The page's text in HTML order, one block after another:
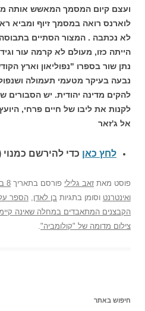
ועצם קיום המסמך המאשש אותה
לוארנס רואה במסמך זיוף ומביא
לא נכתבה . המצור הסתיים
הייתה כזו, מעולם לא קרמה עור
נתן שור בספרו "נפוליאון וארץ
נבעה בעיקר מטעמי תעמולה
להקים מדינה יהודית. יש
לקנות את ליבו של חיים פרחי,
אל ג'זאר
לחץ כאן כדי להירשם כמנוי
פוסט מאת זאב גלילי פורסם בתאריך 8 בנובמבר 2008
ואינטרנט וסומן בתגיות בן לאדן, הספר
הקבצנים המתאבדים במחלה שאינה
צילום מדומה של "קולומביה".
חיפוש באתר